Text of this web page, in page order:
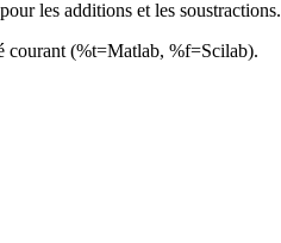
les additions et les soustractions.
courant (%t=Matlab, %f=Scilab).